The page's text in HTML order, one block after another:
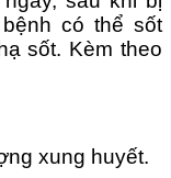
có thể sốt
sốt. Kèm theo
xung huyết.